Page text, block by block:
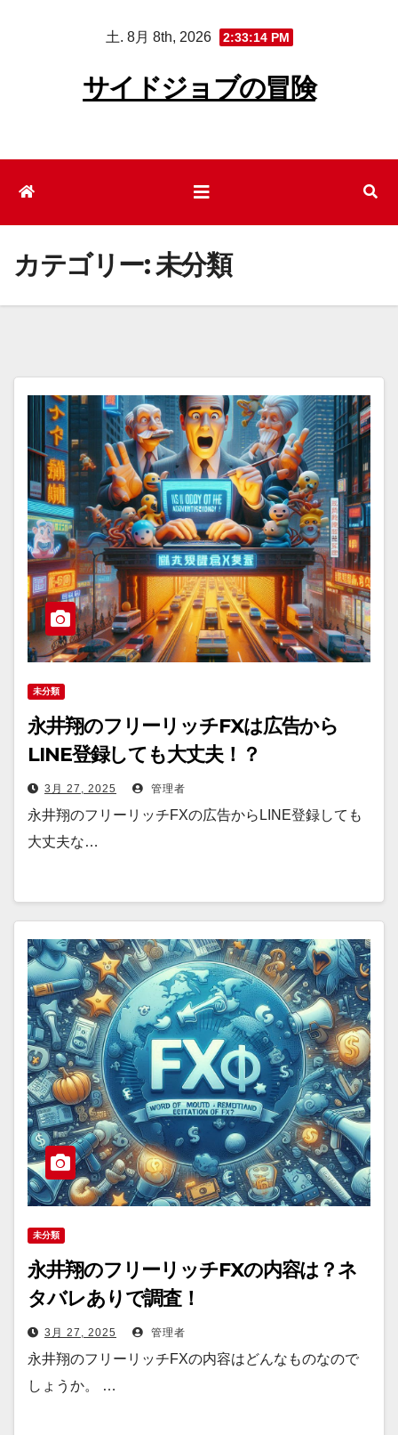
ッ
土. 8月 8th, 2026 2:33:15 PM
サイドジョブの冒険
カテゴリー:未分類
未分類
永井翔のフリーリッチFXは広告から
LINE登録しても大丈夫！？
3月 27, 2025 管理者
永井翔のフリーリッチFXの広告からLINE登録しても
大丈夫な…
未分類
永井翔のフリーリッチFXの内容は？ネ
タバレありで調査！
3月 27, 2025 管理者
永井翔のフリーリッチFXの内容はどんなものなので
しょうか。 …